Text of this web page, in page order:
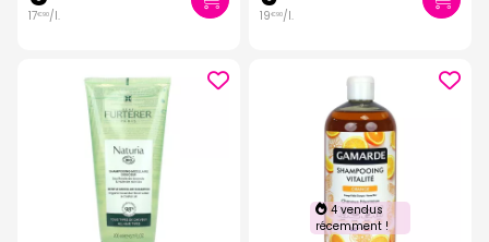
17€90/l. 19€90/l.
4 vendus
récemment !